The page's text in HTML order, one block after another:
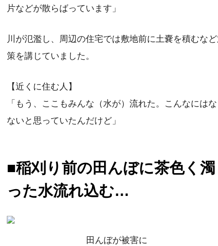
片などが散らばっています」
川が氾濫し、周辺の住宅では敷地前に土嚢を積むな
策を講じていました。
【近くに住む人】
「もう、ここもみんな（水が）流れた。こんなには
ないと思っていたんだけど」
■稲刈り前の田んぼに茶色く濁
った水流れ込む…
田んぼが被害に